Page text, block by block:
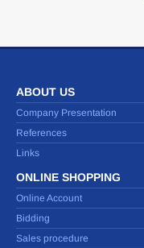
ABOUT US
Company Presentation
References
Links
ONLINE SHOPPING
Online Account
Bidding
Sales procedure